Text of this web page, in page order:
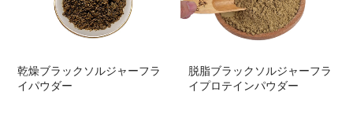
ーフラ
脱脂ブラックソルジャーフラ
ブラックソルジャー
イル